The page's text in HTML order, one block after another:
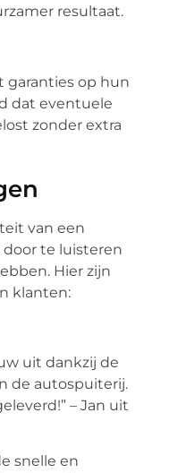
resultaat.
garanties op hun
dat eventuele
zonder extra
van een
te luisteren
Hier zijn
klanten:
uit dankzij de
de autospuiterij.
– Jan uit
snelle en